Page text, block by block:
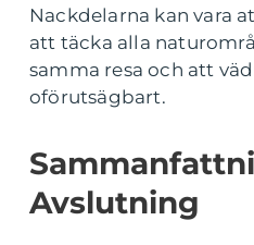
Nackdelarna kan vara
att täcka alla
samma resa och att
oförutsägbart.
Avslutning